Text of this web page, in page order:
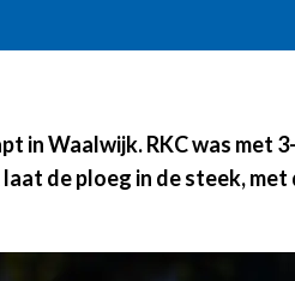
Waalwijk. RKC was met
de ploeg in de steek,